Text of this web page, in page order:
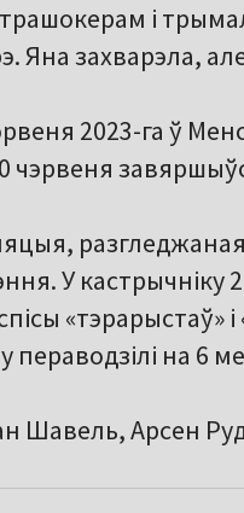
і
Яна захварэла,
2023-га ў
чэрвеня
У кастрычніку
«тэрарыстаў»
пераводзілі на 6
Шавель, Арсен